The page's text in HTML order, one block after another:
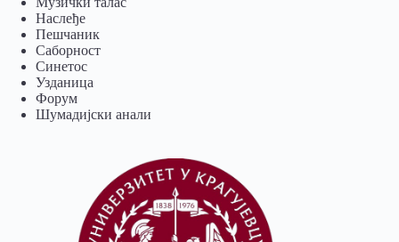
Наслеђе
Пешчаник
Саборност
Синетос
Узданица
Форум
Шумадијски анали